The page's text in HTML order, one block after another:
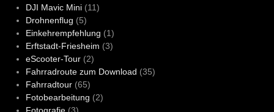
DJI Mavic Mini(11)
Drohnenflug (5)
Einkehrempfehlung (1)
Erftstadt-Friesheim (3)
eScooter-Tour(2)
Fahrradroute zum Download (35)
Fahrradtour(65)
Fotobearbeitung (2)